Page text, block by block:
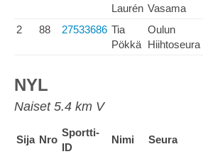
Laurén Vasama
2 88 27533686 Tia
Pökkä
Oulun
Hiihtoseura
NYL
Naiset 5.4 km V
Sija Nro
Sportti-
ID
Nimi Seura